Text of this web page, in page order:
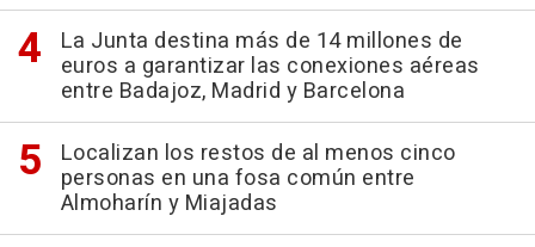
La Junta destina más de 14 millones de
euros a garantizar las conexiones aéreas
entre Badajoz, Madrid y Barcelona
Localizan los restos de al menos cinco
personas en una fosa común entre
Almoharín y Miajadas